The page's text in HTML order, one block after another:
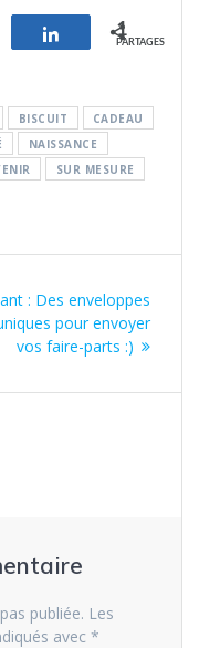
Partagez
1
PARTAGES
BISCUIT
CADEAU
NAISSANCE
SUR MESURE
: Article
suivant
:
Des enveloppes
pour envoyer
vos faire-parts :)
publiée. Les
avec *